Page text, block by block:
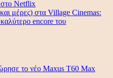
στο Netflix
μέρες) στα Village Cinemas:
καλύτερο encore του
το νέο Maxus T60 Max